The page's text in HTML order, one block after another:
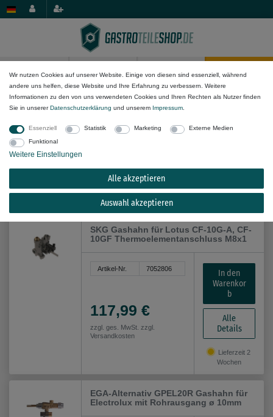
Gas-Komponenten Gashähne & Gasthermostate
Alle Filteroptionen anzeigen (11)
SKG Gashahn für Lotus CF-10G-A, CF-
10GF Thermoelementanschluss M8x1
Artikel-Nr. 7052806
117,99 €
zzgl. ges. MwSt. zzgl.
Versandkosten
In den
Warenkor
b
Alle
Details
Lieferzeit 2
Wochen
EGA-Alternativ GPEL20R Gashahn für
Electrolux mit Rohrausgang ø 10mm
Wir nutzen Cookies auf unserer Website. Einige von diesen sind essenziell, während
andere uns helfen, diese Website und Ihre Erfahrung zu verbessern. Weitere
Informationen zu den von uns verwendeten Cookies und Ihren Rechten als Nutzer finden
Sie in unsererDaten­schutz­erklärung und unserem Impressum
Essenziell Statistik Marketing
Externe Medien
Funktional
Weitere Einstellungen
Alle akzeptieren
Auswahl akzeptieren